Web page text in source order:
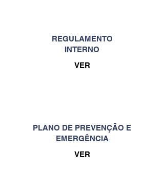
REGULAMENTO
INTERNO
VER
PLANO DE PREVENÇÃO E
EMERGÊNCIA
VER